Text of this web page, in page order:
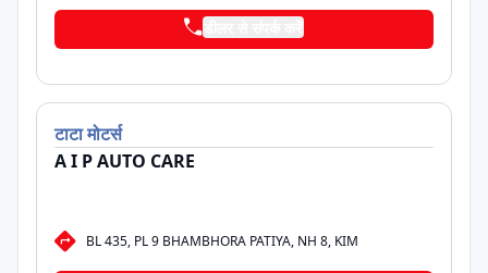
टाटामोटर्स
A I P AUTO CARE
BL 435, PL 9 BHAMBHORA PATIYA, NH 8, KIM